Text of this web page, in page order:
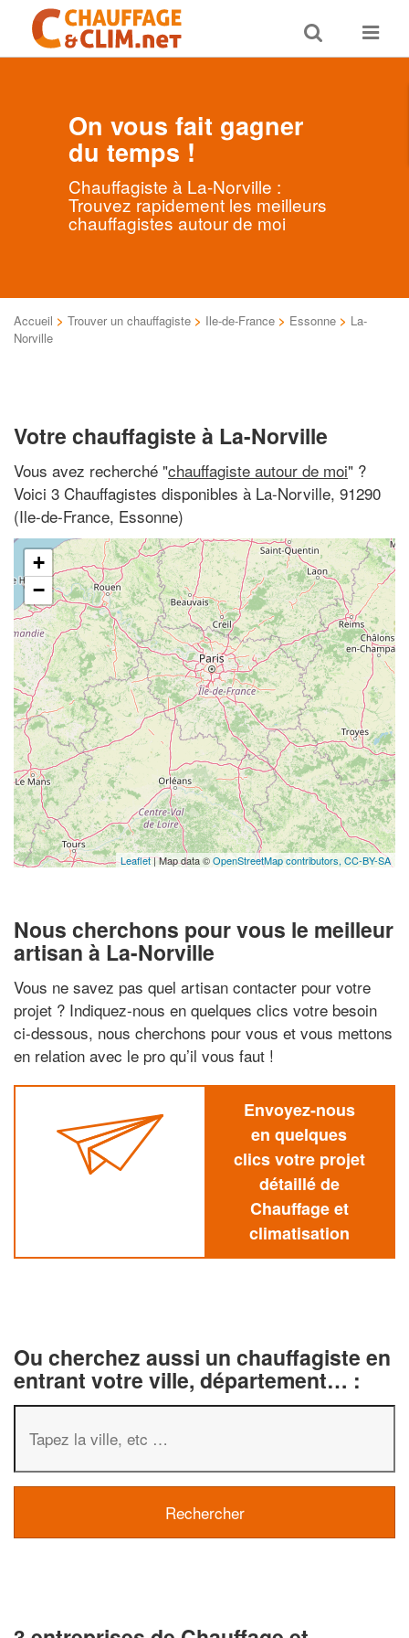
Toggle
search
Toggle
On vous fait gagner
du temps !
Chauffagiste à La-Norville :
Trouvez rapidement les meilleurs
chauffagistes autour de moi
Accueil > Trouver un chauffagiste > Ile-de-France > Essonne > La-
Norville
Votre chauffagiste à La-Norville
Vous avez recherché "chauffagiste autour de moi" ?
Voici 3 Chauffagistes disponibles à La-Norville, 91290
(Ile-de-France, Essonne)
+
−
Leaflet| Map data ©OpenStreetMap contributors, CC-BY-SA
Nous cherchons pour vous le meilleur
artisan à La-Norville
Vous ne savez pas quel artisan contacter pour votre
projet ? Indiquez-nous en quelques clics votre besoin
ci-dessous, nous cherchons pour vous et vous mettons
en relation avec le pro qu’il vous faut !
Envoyez-nous
en quelques
clics votre projet
détaillé de
Chauffage et
climatisation
Ou cherchez aussi un chauffagiste en
entrant votre ville, département… :